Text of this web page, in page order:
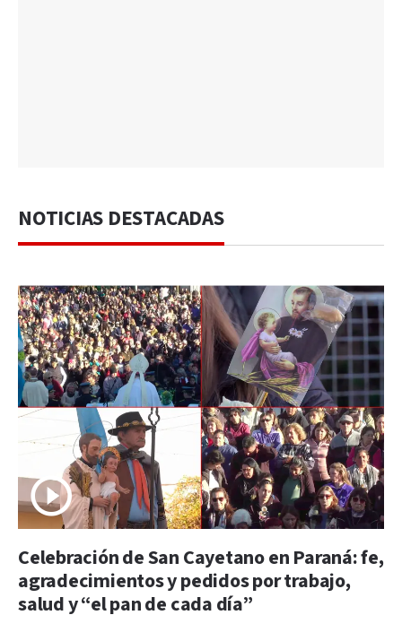
NOTICIAS DESTACADAS
Celebración de San Cayetano en Paraná: fe,
agradecimientos y pedidos por trabajo,
salud y “el pan de cada día”